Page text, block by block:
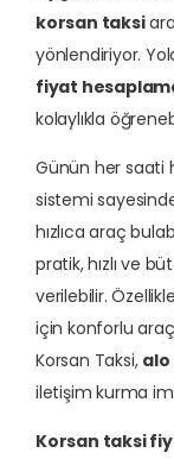
korsan taksi
yönlendiriyor.
fiyat
kolaylıkla
Günün her saati
sistemi
hızlıca araç
pratik, hızlı ve
verilebilir. Özellikle
için konforlu
Korsan Taksi,
iletişim kurma
Korsan taksi